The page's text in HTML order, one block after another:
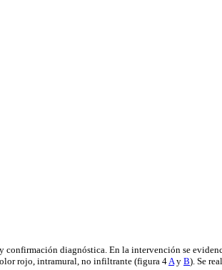
confirmación diagnóstica. En la intervención se
rojo, intramural, no infiltrante (figura 4 A y B). Se